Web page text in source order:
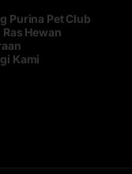
Purina Pet Club
Hewan
Kami